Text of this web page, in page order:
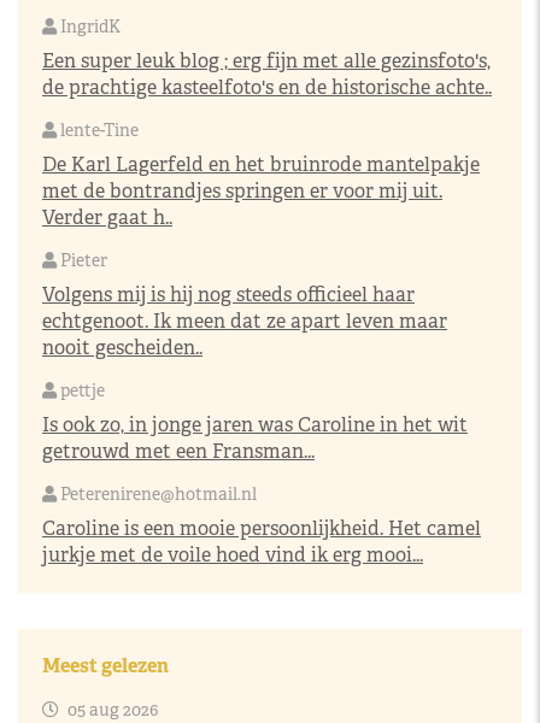
IngridK
Een super leuk blog ; erg fijn met alle gezinsfoto's,
de prachtige kasteelfoto's en de historische achte..
lente-Tine
De Karl Lagerfeld en het bruinrode mantelpakje
met de bontrandjes springen er voor mij uit.
Verder gaat h..
Pieter
Volgens mij is hij nog steeds officieel haar
echtgenoot. Ik meen dat ze apart leven maar
nooit gescheiden..
pettje
Is ook zo, in jonge jaren was Caroline in het wit
getrouwd met een Fransman...
Peterenirene@hotmail.nl
Caroline is een mooie persoonlijkheid. Het camel
jurkje met de voile hoed vind ik erg mooi...
Meest gelezen
05 aug 2026